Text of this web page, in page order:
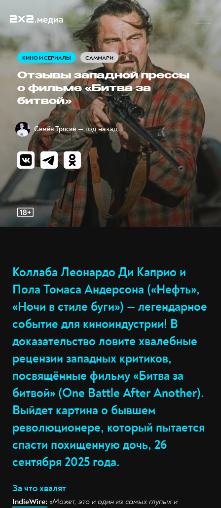
КИНО И СЕРИАЛЫ САММАРИ
Отзывы западной прессы
о фильме «Битва за
битвой»
Семён Трясин — год назад
Коллаба Леонардо Ди Каприо и
Пола Томаса Андерсона («Нефть»,
«Ночи в стиле буги») — легендарное
событие для киноиндустрии! В
доказательство ловите хвалебные
рецензии западных критиков,
посвящённые фильму «Битва за
битвой» (One Battle After Another).
Выйдет картина о бывшем
революционере, который пытается
спасти похищенную дочь, 26
сентября 2025 года.
За что хвалят
IndieWire: «Может, это и один из самых глупых и